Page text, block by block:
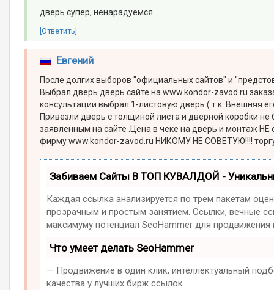
дверь супер, ненарадуемся
[Ответить]
Евгений
После долгих выборов "официальных сайтов" и
Выбрал дверь дверь сайте на www.kondor-zavod.ru
консультации выбрал 1-листовую дверь ( т.к. Внешняя
Привезли дверь с толщиной листа и дверной коробки
заявленным на сайте .Цена в чеке на дверь и монтаж НЕ
фирму www.kondor-zavod.ru НИКОМУ НЕ СОВЕТУЮ!!!!
Забиваем Сайты В ТОП КУВАЛДОЙ -
Каждая ссылка анализируется по трем пакетам
прозрачным и простым занятием. Ссылки, вечные
максимуму потенциал SeoHammer для продвижения
Что умеет делать SeoHammer
— Продвижение в один клик, интеллектуальный
качества у лучших бирж ссылок.